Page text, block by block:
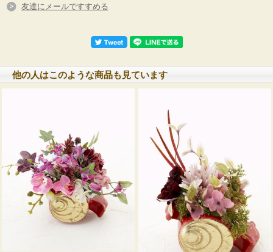
友達にメールですすめる
他の人はこのような商品も見ています